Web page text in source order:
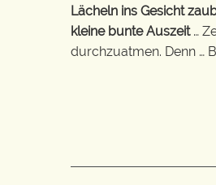
Lächeln ins Gesicht
kleine bunte Auszeit…
durchzuatmen. Denn …